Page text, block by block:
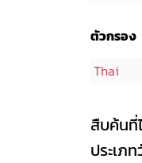
ตัวกรอง
Thai
สืบค้นที่
ประเภ